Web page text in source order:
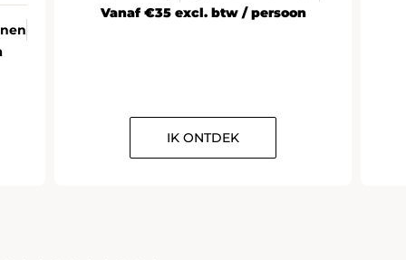
Vanaf €35 excl. btw / persoon
IK ONTDEK